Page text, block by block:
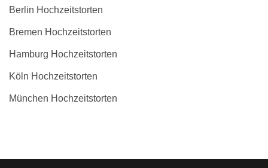
Berlin Hochzeitstorten
Bremen Hochzeitstorten
Hamburg Hochzeitstorten
Köln Hochzeitstorten
München Hochzeitstorten